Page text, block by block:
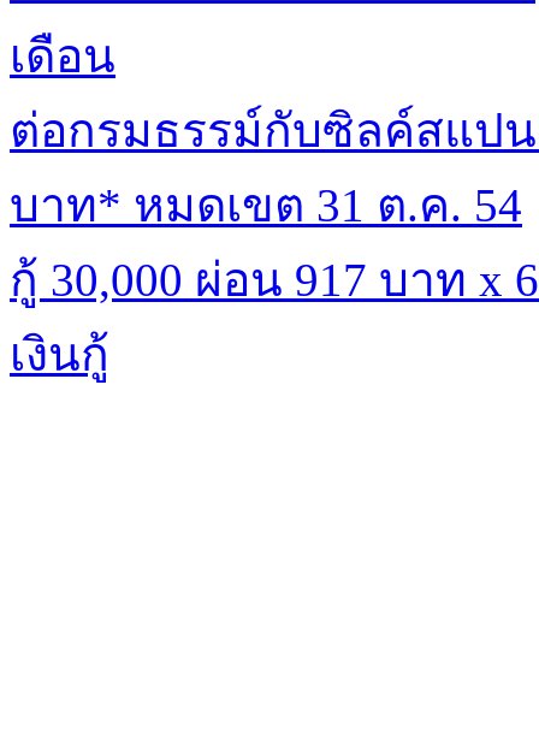
เดือน
ต่อกรมธรรม์กับซิลค์สแป
บาท* หมดเขต 31 ต.ค. 54
กู้ 30,000 ผ่อน 917 บาท x
เงินกู้